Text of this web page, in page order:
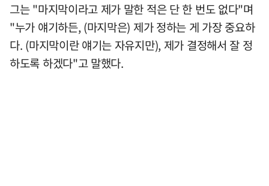
그는 "마지막이라고 제가 말한 적은 단 한 번도 없다"며
"누가 얘기하든, (마지막은) 제가 정하는 게 가장 중요하
다. (마지막이란 얘기는 자유지만), 제가 결정해서 잘 정
하도록 하겠다"고 말했다.